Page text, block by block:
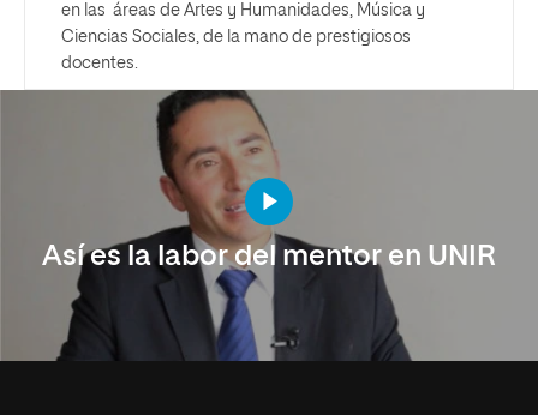
en las áreas de Artes y Humanidades, Música y
Ciencias Sociales, de la mano de prestigiosos
docentes.
Así es la labor del mentor en UNIR